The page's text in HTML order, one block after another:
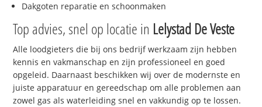
Dakgoten reparatie en schoonmaken
Top advies, snel op locatie in Lelystad De Veste
Alle loodgieters die bij ons bedrijf werkzaam zijn hebben
kennis en vakmanschap en zijn professioneel en goed
opgeleid. Daarnaast beschikken wij over de modernste en
juiste apparatuur en gereedschap om alle problemen aan
zowel gas als waterleiding snel en vakkundig op te lossen.